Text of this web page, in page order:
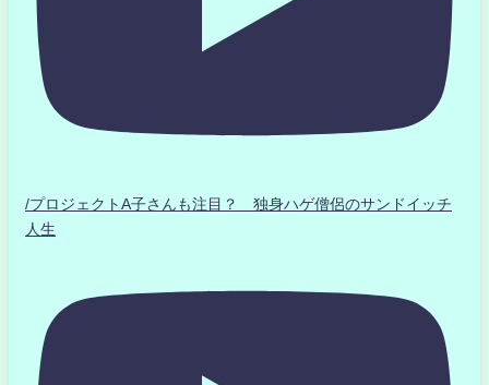
/プロジェクトA子さんも注目？ 独身ハゲ僧侶のサンドイッチ
人生